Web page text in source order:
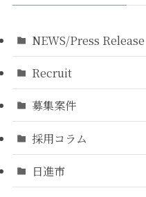
NEWS/Press Release
Recruit
募集案件
採用コラム
日進市